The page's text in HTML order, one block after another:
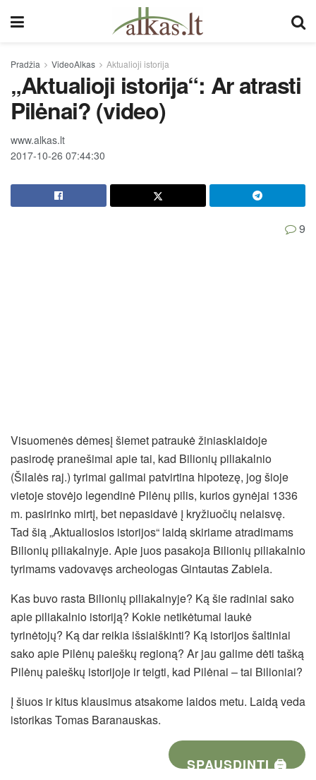
Pradžia VideoAlkas Aktualioji istorija
„Aktualioji istorija“: Ar atrasti
Pilėnai? (video)
www.alkas.lt
2017-10-26 07:44:30
9
Visuomenės dėmesį šiemet patraukė žiniasklaidoje
pasirodę pranešimai apie tai, kad Bilionių piliakalnio
(Šilalės raj.) tyrimai galimai patvirtina hipotezę, jog šioje
vietoje stovėjo legendinė Pilėnų pilis, kurios gynėjai 1336
m. pasirinko mirtį, bet nepasidavė į kryžiuočių nelaisvę.
Tad šią „Aktualiosios istorijos“ laidą skiriame atradimams
Bilionių piliakalnyje. Apie juos pasakoja Bilionių piliakalnio
tyrimams vadovavęs archeologas Gintautas Zabiela.
Kas buvo rasta Bilionių piliakalnyje? Ką šie radiniai sako
apie piliakalnio istoriją? Kokie netikėtumai laukė
tyrinėtojų? Ką dar reikia išsiaiškinti? Ką istorijos šaltiniai
sako apie Pilėnų paieškų regioną? Ar jau galime dėti tašką
Pilėnų paieškų istorijoje ir teigti, kad Pilėnai – tai Bilioniai?
Į šiuos ir kitus klausimus atsakome laidos metu. Laidą veda
istorikas Tomas Baranauskas.
SPAUSDINTI 🖨